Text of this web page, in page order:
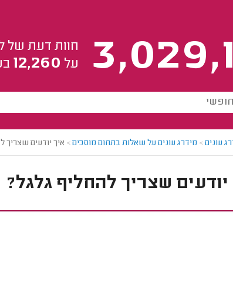
חוות דעת של
על 12,260
עונים> מידרג עונים על שאלות בתחום מוסכים> איך יודעים שצריך
יודעים שצריך להחליף גלגל?